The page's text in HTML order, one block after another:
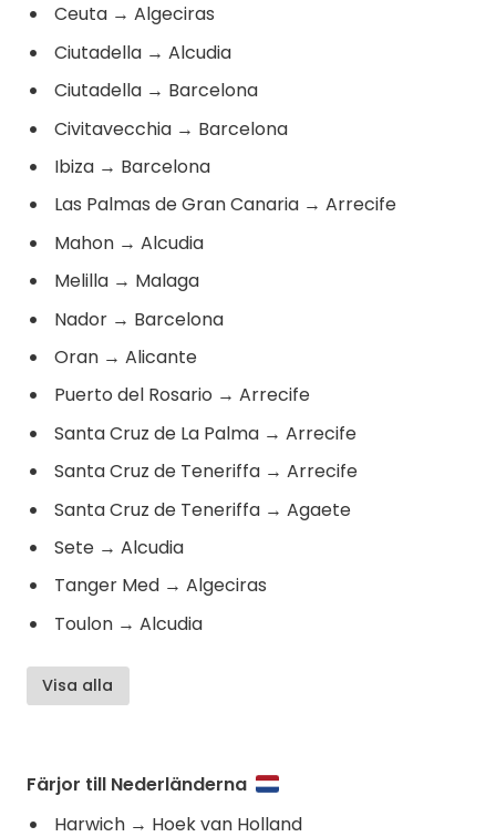
Ceuta → Algeciras
Ciutadella → Alcudia
Ciutadella → Barcelona
Civitavecchia → Barcelona
Ibiza → Barcelona
Las Palmas de Gran Canaria → Arrecife
Mahon → Alcudia
Melilla → Malaga
Nador → Barcelona
Oran → Alicante
Puerto del Rosario → Arrecife
Santa Cruz de La Palma → Arrecife
Santa Cruz de Teneriffa → Arrecife
Santa Cruz de Teneriffa → Agaete
Sete → Alcudia
Tanger Med → Algeciras
Toulon → Alcudia
Visa alla
Färjor till Nederländerna
Harwich → Hoek van Holland